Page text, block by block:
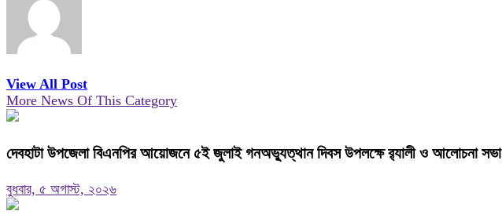
View All Post
More News Of This Category
দেবহাটা উপজেলা বিএনপির আয়োজনে ৫ই জুলাই গনঅভ্যুত্থান দিবস উপলক্ষে র‍্যালী ও আলোচনা সভা
বুধবার, ৫ অগাস্ট, ২০২৬